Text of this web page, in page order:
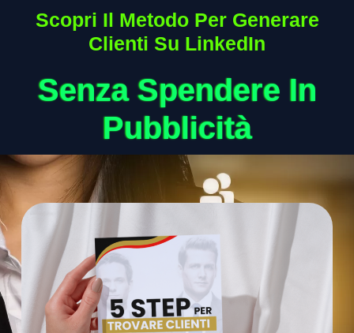
Scopri Il Metodo Per Generare
Clienti Su LinkedIn
Senza Spendere In
Pubblicità